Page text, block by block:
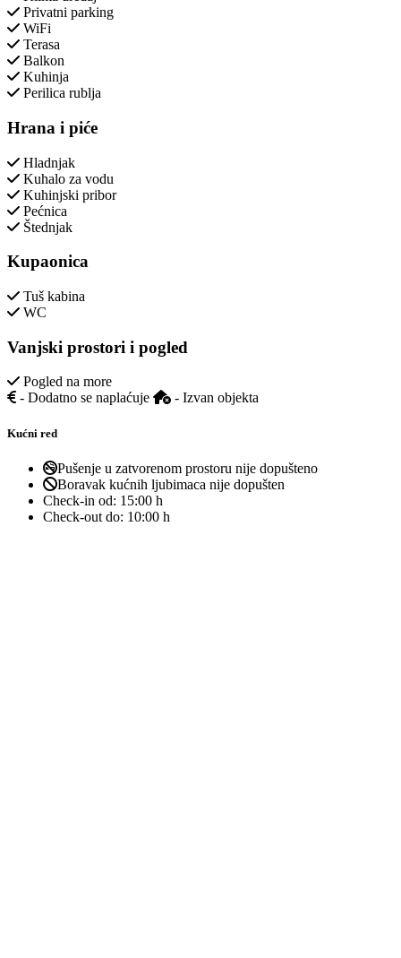
Privatni parking
WiFi
Terasa
Balkon
Kuhinja
Perilica rublja
Hrana i piće
Hladnjak
Kuhalo za vodu
Kuhinjski pribor
Pećnica
Štednjak
Kupaonica
Tuš kabina
WC
Vanjski prostori i pogled
Pogled na more
- Dodatno se naplaćuje
- Izvan objekta
Kućni red
Pušenje u zatvorenom prostoru nije dopušteno
Boravak kućnih ljubimaca nije dopušten
Check-in od: 15:00 h
Check-out do: 10:00 h